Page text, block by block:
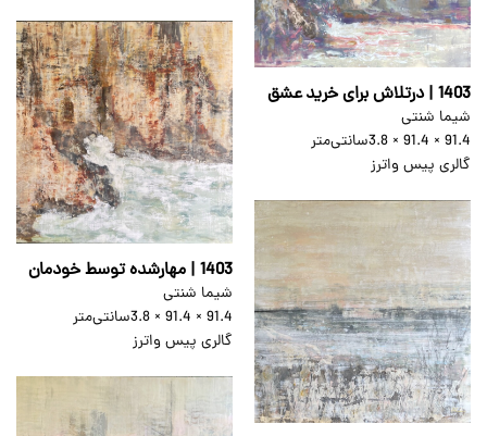
1403 | درتلاش برای خرید عشق
شیما شنتی
91.4 × 91.4 × 3.8
سانتی‌متر
گالری پیس واترز
1403 | مهارشده توسط خودمان
شیما شنتی
91.4 × 91.4 × 3.8
سانتی‌متر
گالری پیس واترز